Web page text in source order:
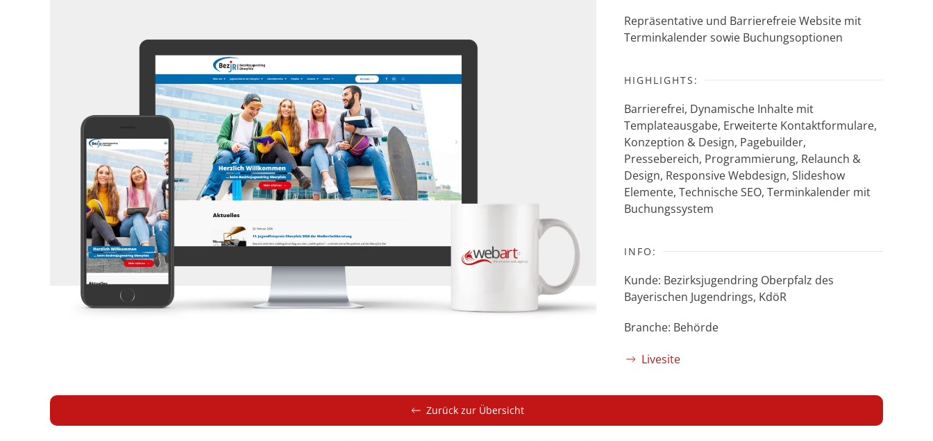
Repräsentative und Barrierefreie Website mit
Terminkalender sowie Buchungsoptionen
HIGHLIGHTS:
Barrierefrei, Dynamische Inhalte mit
Templateausgabe, Erweiterte Kontaktformulare,
Konzeption & Design, Pagebuilder,
Pressebereich, Programmierung, Relaunch &
Design, Responsive Webdesign, Slideshow
Elemente, Technische SEO, Terminkalender mit
Buchungssystem
INFO:
Kunde: Bezirksjugendring Oberpfalz des
Bayerischen Jugendrings, KdöR
Branche: Behörde
Livesite
Zurück zur Übersicht